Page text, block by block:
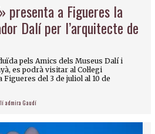
presenta a Figueres la
Dalí per l’arquitecte de
pels Amics dels Museus Dalí i
es podrà visitar al Col·legi
Figueres del 3 de juliol al 10 de
admira Gaudí